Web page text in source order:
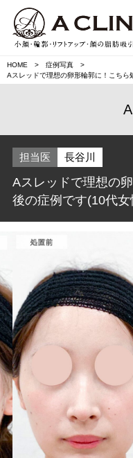
HOME
症例写真
Aスレッドで理想の卵形輪郭に！こち
担当医 長谷川
Aスレッドで理想の
後の症例です(10代女